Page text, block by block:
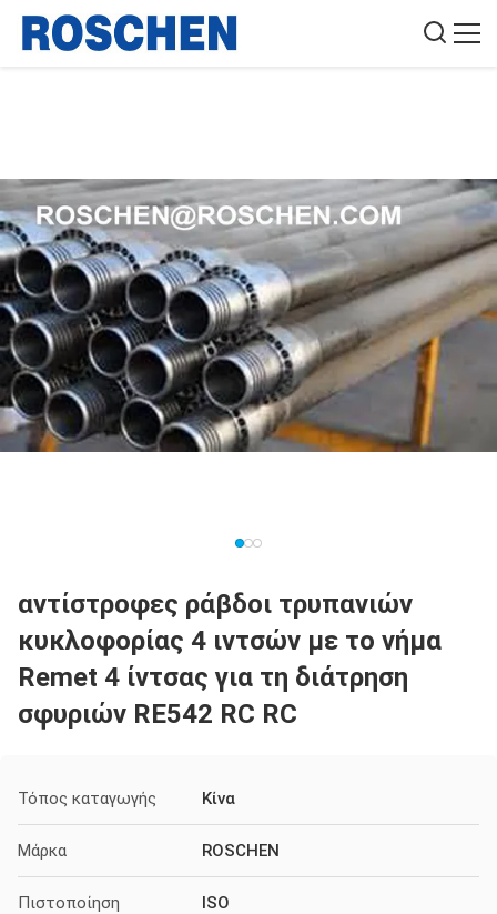
αντίστροφες ράβδοι τρυπανιών
κυκλοφορίας 4 ιντσών με το νήμα
Remet 4 ίντσας για τη διάτρηση
σφυριών RE542 RC RC
Τόπος καταγωγής Κίνα
Μάρκα ROSCHEN
Πιστοποίηση ISO